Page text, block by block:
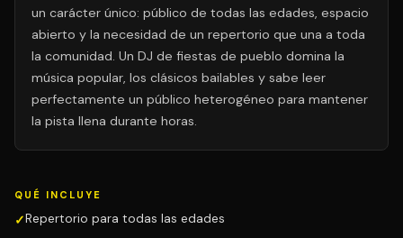
un carácter único: público de todas las edades, espacio
abierto y la necesidad de un repertorio que una a toda
la comunidad. Un DJ de fiestas de pueblo domina la
música popular, los clásicos bailables y sabe leer
perfectamente un público heterogéneo para mantener
la pista llena durante horas.
QUÉ INCLUYE
Repertorio para todas las edades